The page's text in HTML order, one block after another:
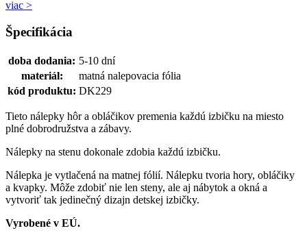
viac >
Špecifikácia
doba dodania: 5-10 dní
materiál:
matná nalepovacia fólia
kód produktu: DK229
Tieto nálepky hôr a obláčikov premenia každú izbičku na miesto
plné dobrodružstva a zábavy.
Nálepky na stenu dokonale zdobia každú izbičku.
Nálepka je vytlačená na matnej fólií. Nálepku tvoria hory, obláčiky
a kvapky. Môže zdobiť nie len steny, ale aj nábytok a okná a
vytvoriť tak jedinečný dizajn detskej izbičky.
Vyrobené v EÚ.